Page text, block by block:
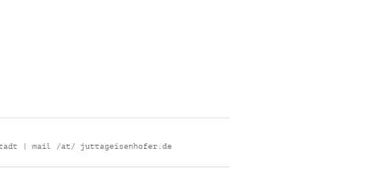
| mail /at/ juttageisenhofer.de